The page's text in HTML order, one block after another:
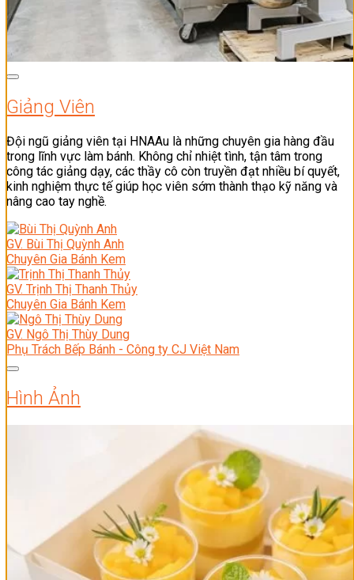
Giảng Viên
Đội ngũ giảng viên tại HNAAu là những chuyên gia hàng đầu
trong lĩnh vực làm bánh. Không chỉ nhiệt tình, tận tâm trong
công tác giảng dạy, các thầy cô còn truyền đạt nhiều bí quyết,
kinh nghiệm thực tế giúp học viên sớm thành thạo kỹ năng và
nâng cao tay nghề.
GV. Bùi Thị Quỳnh Anh
Chuyên Gia Bánh Kem
GV. Trịnh Thị Thanh Thủy
Chuyên Gia Bánh Kem
GV. Ngô Thị Thùy Dung
Phụ Trách Bếp Bánh - Công ty CJ Việt Nam
Hình Ảnh